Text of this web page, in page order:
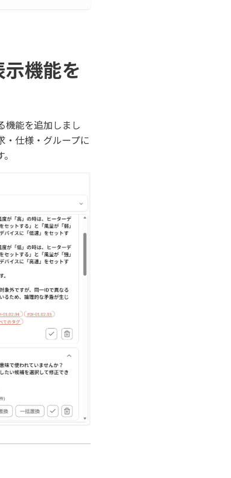
機能を
機能を追加しまし
・仕様・グループに